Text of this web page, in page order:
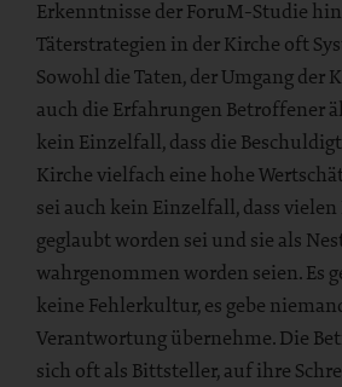
Erkenntnisse der ForuM-Studie
Täterstrategien in der Kirche oft
Sowohl die Taten, der Umgang der
auch die Erfahrungen Betroffener
kein Einzelfall, dass die
Kirche vielfach eine hohe
sei auch kein Einzelfall, dass
geglaubt worden sei und sie als
wahrgenommen worden seien. Es
keine Fehlerkultur, es gebe
Verantwortung übernehme. Die
sich oft als Bittsteller, auf ihre